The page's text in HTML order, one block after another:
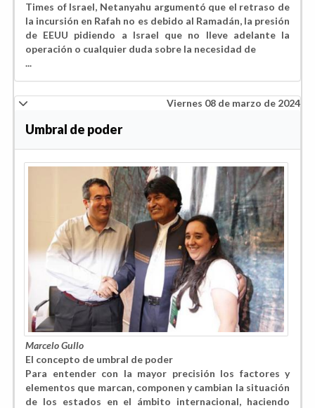
Times of Israel, Netanyahu argumentó que el retraso de
la incursión en Rafah no es debido al Ramadán, la presión
de EEUU pidiendo a Israel que no lleve adelante la
operación o cualquier duda sobre la necesidad de
...
Viernes 08 de marzo de 2024
Umbral de poder
Marcelo Gullo
El concepto de umbral de poder
Para entender con la mayor precisión los factores y
elementos que marcan, componen y cambian la situación
de los estados en el ámbito internacional, haciendo